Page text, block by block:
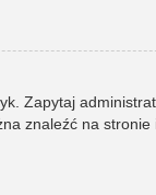
Zapytaj
znaleźć na